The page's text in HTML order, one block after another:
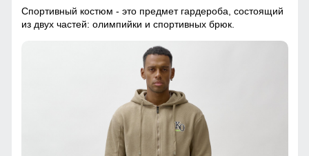
Спортивный костюм - это предмет гардероба, состоящий
из двух частей: олимпийки и спортивных брюк.